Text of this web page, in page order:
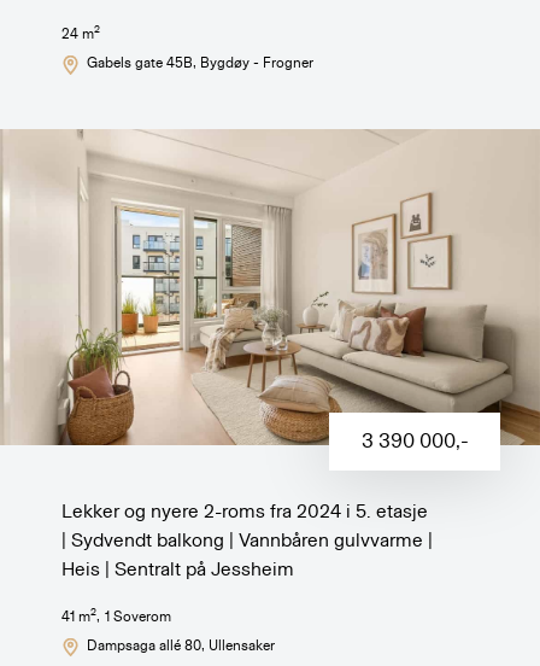
24 m2
Gabels gate 45B, Bygdøy - Frogner
3 390 000,-
Lekker og nyere 2-roms fra 2024 i 5. etasje
| Sydvendt balkong | Vannbåren gulvvarme |
Heis | Sentralt på Jessheim
41 m2, 1 Soverom
Dampsaga allé 80, Ullensaker